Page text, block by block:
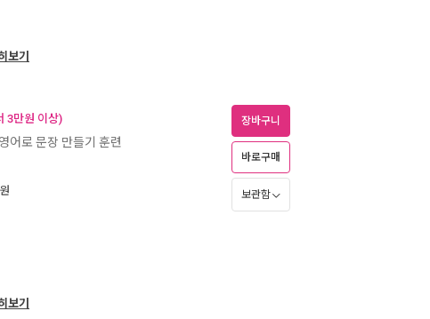
보기
3만원 이상)
영어로 문장 만들기 훈련
원
장바구니
바로구매
보관함
보기